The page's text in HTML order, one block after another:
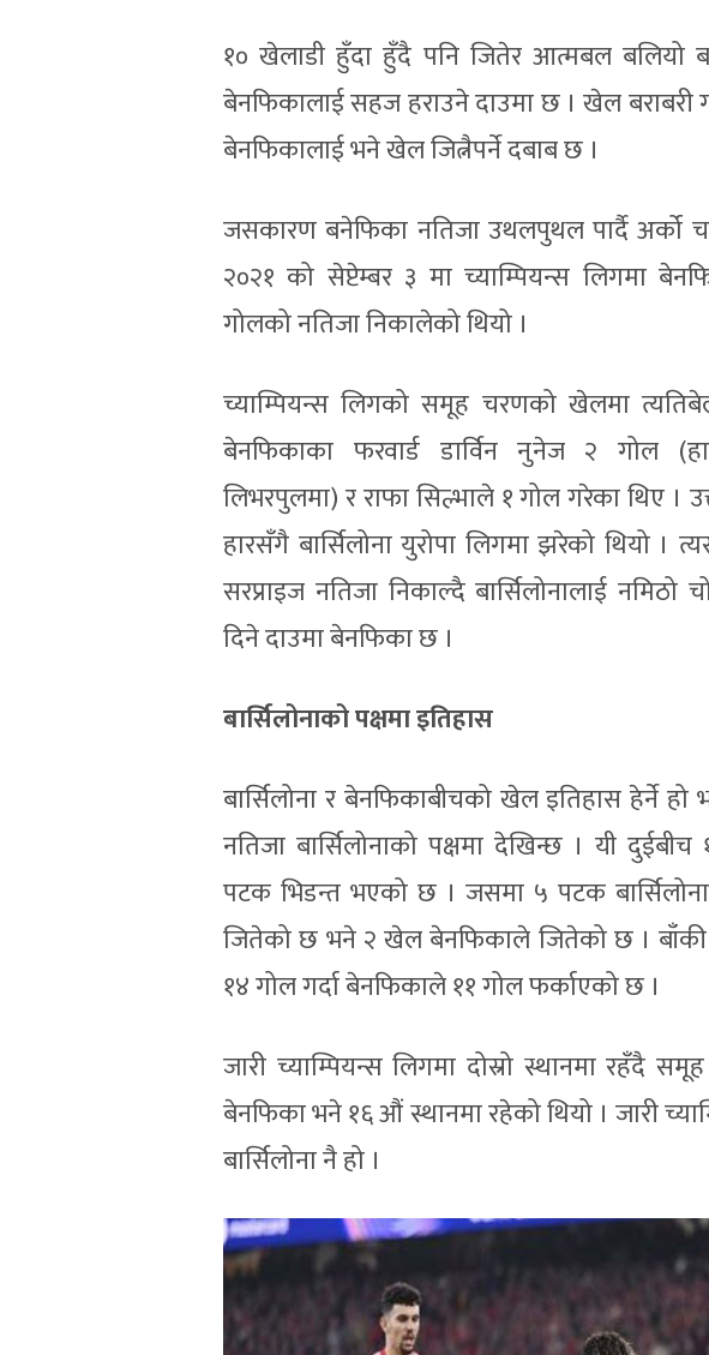
१० खेलाडी हुँदा हुँदै पनि जितेर आत्मबल बलियो
बेनफिकालाई सहज हराउने दाउमा छ । खेल बराबरी
बेनफिकालाई भने खेल जित्नैपर्ने दबाब छ ।
जसकारण बनेफिका नतिजा उथलपुथल पार्दै अर्को
२०२१ को सेप्टेम्बर ३ मा च्याम्पियन्स लिगमा
गोलको नतिजा निकालेको थियो ।
च्याम्पियन्स लिगको समूह चरणको खेलमा
बेनफिकाका फरवार्ड डार्विन नुनेज २ गोल
लिभरपुलमा) र राफा सिल्भाले १ गोल गरेका थिए ।
हारसँगै बार्सिलोना युरोपा लिगमा झरेको थियो ।
सरप्राइज नतिजा निकाल्दै बार्सिलोनालाई नमिठो
दिने दाउमा बेनफिका छ ।
बार्सिलोनाको पक्षमा इतिहास
बार्सिलोना र बेनफिकाबीचको खेल इतिहास हेर्ने हो
नतिजा बार्सिलोनाको पक्षमा देखिन्छ । यी दुईबीच
पटक भिडन्त भएको छ । जसमा ५ पटक
जितेको छ भने २ खेल बेनफिकाले जितेको छ । बाँकी
१४ गोल गर्दा बेनफिकाले ११ गोल फर्काएको छ ।
जारी च्याम्पियन्स लिगमा दोस्रो स्थानमा रहँदै
बेनफिका भने १६ औं स्थानमा रहेको थियो । जारी
बार्सिलोना नै हो ।